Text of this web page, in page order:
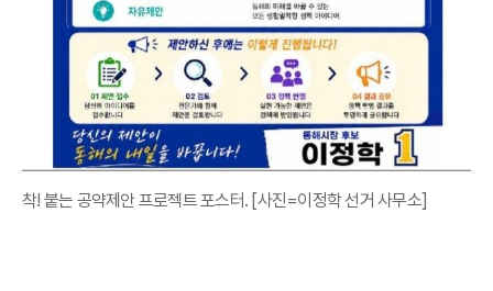
착! 붙는 공약제안 프로젝트 포스터. [사진=이정학 선거 사무소]